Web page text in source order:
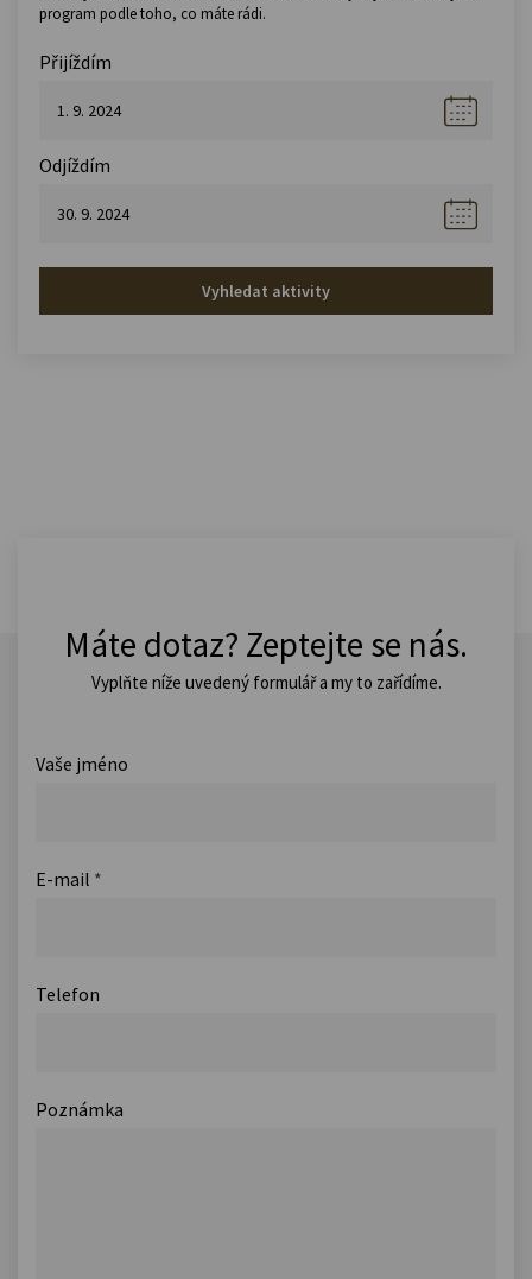
program podle toho, co máte rádi.
Přijíždím
Odjíždím
Vyhledat aktivity
Máte dotaz? Zeptejte se nás.
Vyplňte níže uvedený formulář a my to zařídíme.
Vaše jméno
E-mail *
Telefon
Poznámka